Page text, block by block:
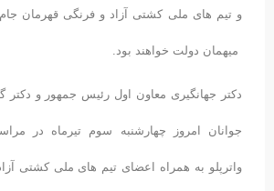
و تیم های ملی کشتی آزاد و فرنگی قهرمان جام
میهمان دولت خواهند بود.
دکتر جهانگیری معاون اول رئیس جمهور و دکتر
جوانان امروز چهارشنبه سوم تیرماه در
واترپلو به همراه اعضای تیم های ملی کشتی